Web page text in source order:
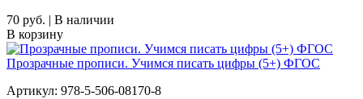
70 руб. | В наличии
В корзину
Прозрачные прописи. Учимся писать цифры (5+) ФГОС
Артикул: 978-5-506-08170-8